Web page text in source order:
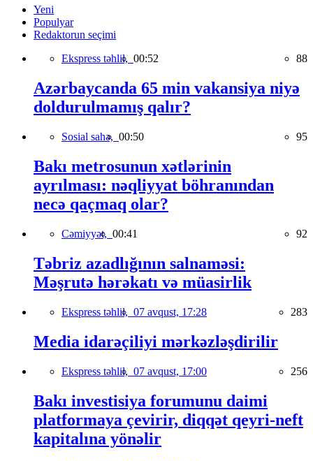
Yeni
Populyar
Redaktorun seçimi
Ekspress təhlil, 00:52 88
Azərbaycanda 65 min vakansiya niyə
doldurulmamış qalır?
Sosial sahə, 00:50 95
Bakı metrosunun xətlərinin
ayrılması: nəqliyyat böhranından
necə qaçmaq olar?
Cəmiyyət, 00:41 92
Təbriz azadlığının salnaməsi:
Məşrutə hərəkatı və müasirlik
Ekspress təhlil, 07 avqust, 17:28 283
Media idarəçiliyi mərkəzləşdirilir
Ekspress təhlil, 07 avqust, 17:00 256
Bakı investisiya forumunu daimi
platformaya çevirir, diqqət qeyri-neft
kapitalına yönəlir